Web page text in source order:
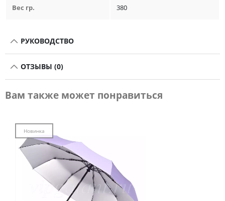
Вес гр. 380
РУКОВОДСТВО
ОТЗЫВЫ (0)
Вам также может понравиться
Новинка